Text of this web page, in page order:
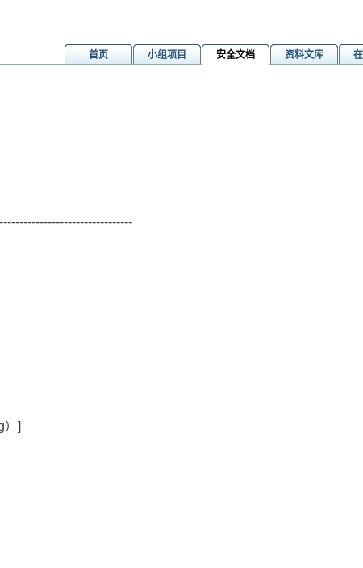
首页 小组项目 安全文档 资料文库
）]